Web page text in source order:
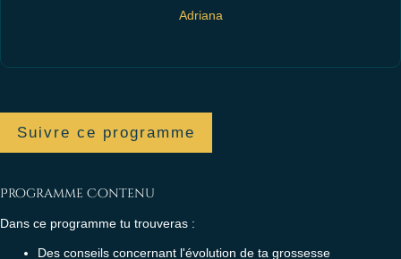
Adriana
Suivre ce programme
Programme Contenu
Dans ce programme tu trouveras :
Des conseils concernant l'évolution de ta grossesse